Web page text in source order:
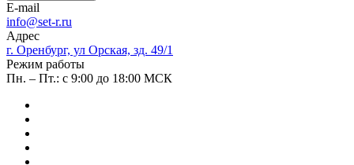
E-mail
info@set-r.ru
Адрес
г. Оренбург, ул Орская, зд. 49/1
Режим работы
Пн. – Пт.: с 9:00 до 18:00 МСК